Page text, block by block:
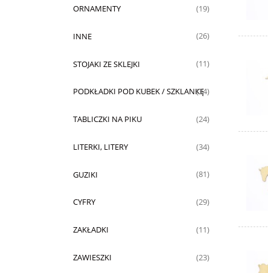
ORNAMENTY (19)
INNE (26)
STOJAKI ZE SKLEJKI (11)
PODKŁADKI POD KUBEK / SZKLANKĘ(34)
TABLICZKI NA PIKU (24)
LITERKI, LITERY (34)
GUZIKI (81)
CYFRY (29)
ZAKŁADKI (11)
ZAWIESZKI (23)